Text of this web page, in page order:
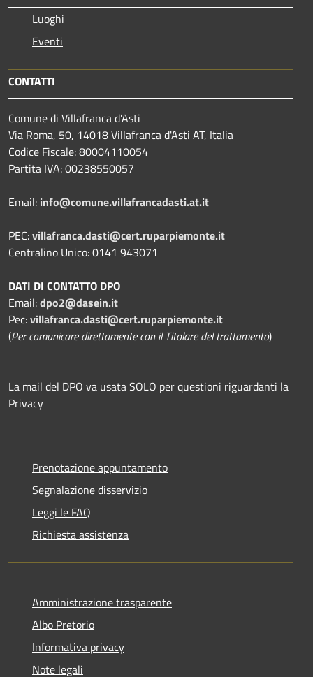
Luoghi
Eventi
CONTATTI
Comune di Villafranca d'Asti
Via Roma, 50, 14018 Villafranca d'Asti AT, Italia
Codice Fiscale: 80004110054
Partita IVA: 00238550057
Email: info@comune.villafrancadasti.at.it
PEC:villafranca.dasti@cert.ruparpiemonte.it
Centralino Unico: 0141 943071
DATI DI CONTATTO DPO
Email:dpo2@dasein.it
Pec:villafranca.dasti@cert.ruparpiemonte.it
(Per comunicare direttamente con il Titolare del trattamento)
La mail del DPO va usata SOLO per questioni riguardanti la
Privacy
Prenotazione appuntamento
Segnalazione disservizio
Leggi le FAQ
Richiesta assistenza
Amministrazione trasparente
Albo Pretorio
Informativa privacy
Note legali